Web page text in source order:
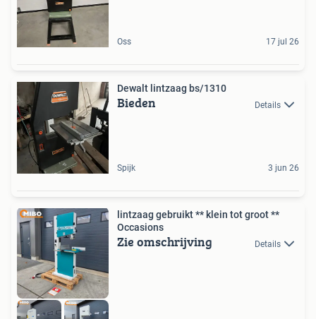
Oss 17 jul 26
Dewalt lintzaag bs/1310
Bieden Details
Spijk 3 jun 26
lintzaag gebruikt ** klein tot groot **
Occasions
Zie omschrijving Details